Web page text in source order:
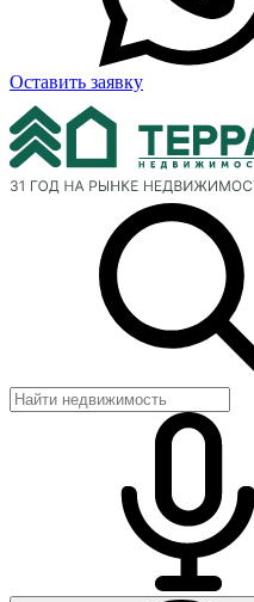
Оставить заявку